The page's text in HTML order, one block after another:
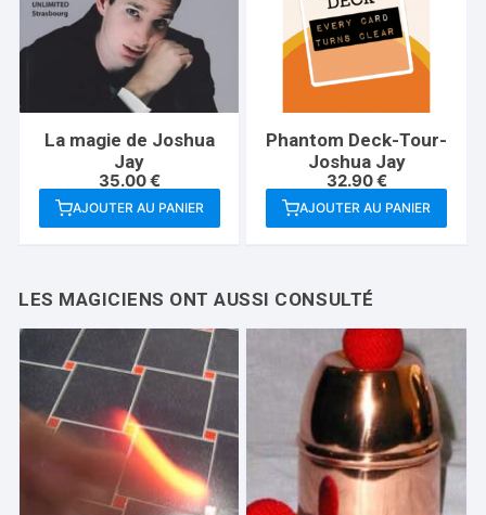
La magie de Joshua
Jay
35.00€
AJOUTER AU PANIER
Phantom Deck-Tour-
Joshua Jay
32.90€
AJOUTER AU PANIER